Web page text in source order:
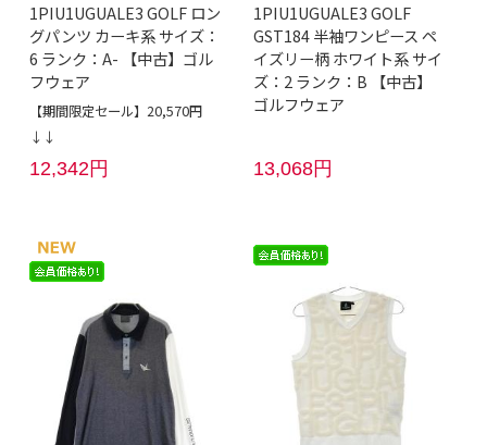
1PIU1UGUALE3 GOLF ロン
グパンツ カーキ系 サイズ：
6 ランク：A- 【中古】ゴル
フウェア
【期間限定セール】20,570円
↓↓
12,342円
1PIU1UGUALE3 GOLF
GST184 半袖ワンピース ペ
イズリー柄 ホワイト系 サイ
ズ：2 ランク：B 【中古】
ゴルフウェア
13,068円